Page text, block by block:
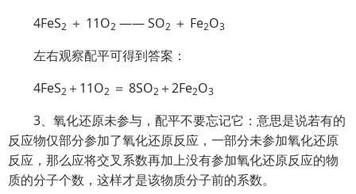
4FeS2 ＋ 11O2 —— SO2 ＋ Fe2O3
左右观察配平可得到答案：
4FeS2 ＋11O2 ＝ 8SO2 ＋2Fe2O3
3、氧化还原未参与，配平不要忘记它：意思是说若有的
反应物仅部分参加了氧化还原反应，一部分未参加氧化还原
反应，那么应将交叉系数再加上没有参加氧化还原反应的物
质的分子个数，这样才是该物质分子前的系数。